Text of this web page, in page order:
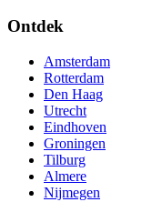
Ontdek
Amsterdam
Rotterdam
Den Haag
Utrecht
Eindhoven
Groningen
Tilburg
Almere
Nijmegen